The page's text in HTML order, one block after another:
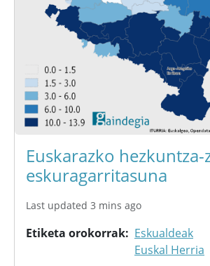
Euskarazko
eskuragarritasuna
Last updated 3 mins ago
Etiketa orokorrak
Eskualdeak
Euskal Herria